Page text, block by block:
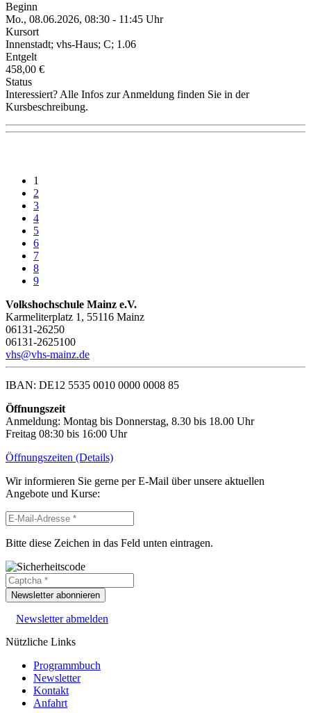
Beginn
Mo., 08.06.2026, 08:30 - 11:45 Uhr
Kursort
Innenstadt; vhs-Haus; C; 1.06
Entgelt
458,00 €
Status
Interessiert? Alle Infos zur Anmeldung finden Sie in der
Kursbeschreibung.
1
2
3
4
5
6
7
8
9
Volkshochschule Mainz e.V.
Karmeliterplatz 1, 55116 Mainz
06131-26250
06131-2625100
vhs@vhs-mainz.de
IBAN: DE12 5535 0010 0000 0008 85
Öffnungszeit
Anmeldung: Montag bis Donnerstag, 8.30 bis 18.00 Uhr
Freitag 08:30 bis 16:00 Uhr
Öffnungszeiten (Details)
Wir informieren Sie gerne per E-Mail über unsere aktuellen
Angebote und Kurse:
Bitte diese Zeichen in das Feld unten eintragen.
Newsletter abonnieren
Newsletter abmelden
Nützliche Links
Programmbuch
Newsletter
Kontakt
Anfahrt